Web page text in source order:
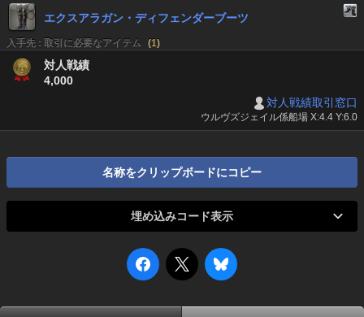
エクスアラガン・ディフェンダーブーツ
入手先 : 取引に必要なアイテム (1)
対人戦績
4,000
対人戦績取引窓口
ウルヴズジェイル係船場 X:4.4 Y:6.0
名称をクリップボードにコピー
埋め込みコード表示